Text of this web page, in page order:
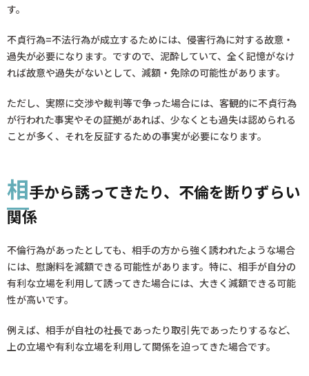
す。
不貞行為=不法行為が成立するためには、侵害行為に対する故意・
過失が必要になります。ですので、泥酔していて、全く記憶がなけ
れば故意や過失がないとして、減額・免除の可能性があります。
ただし、実際に交渉や裁判等で争った場合には、客観的に不貞行為
が行われた事実やその証拠があれば、少なくとも過失は認められる
ことが多く、それを反証するための事実が必要になります。
相手から誘ってきたり、不倫を断りずらい
関係
不倫行為があったとしても、相手の方から強く誘われたような場合
には、慰謝料を減額できる可能性があります。特に、相手が自分の
有利な立場を利用して誘ってきた場合には、大きく減額できる可能
性が高いです。
例えば、相手が自社の社長であったり取引先であったりするなど、
上の立場や有利な立場を利用して関係を迫ってきた場合です。